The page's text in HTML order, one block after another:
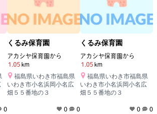
0
くるみ保育園
アカシヤ保育園から
1.05 km
福島県いわき市福島県
いわき市小名浜岡小名広
畑５５番地の３
0 0
くるみ保育園
アカシヤ保育園から
1.05 km
福島県いわき市福島県
いわき市小名浜岡小名広
畑５５番地の３
0 0